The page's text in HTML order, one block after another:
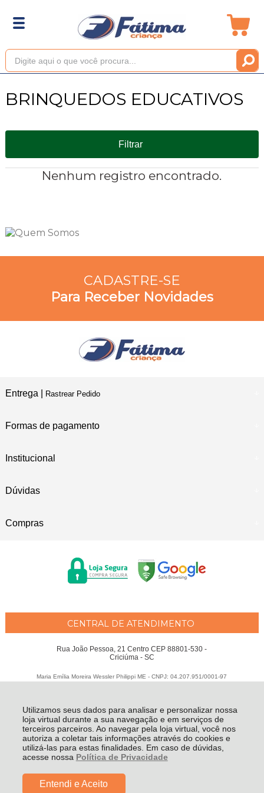
Utilizamos seus dados para analisar e personalizar nossa
loja virtual durante a sua navegação e em serviços de
terceiros parceiros. Ao navegar pela loja virtual, você nos
autoriza a coletar tais informações através do cookies e
utilizá-las para estas finalidades. Em caso de dúvidas,
acesse nossa Política de Privacidade
Entendi e Aceito
BRINQUEDOS EDUCATIVOS
Filtrar
Nenhum registro encontrado.
CADASTRE-SE
Para Receber Novidades
Entrega | Rastrear Pedido
Formas de pagamento
Institucional
Dúvidas
Compras
CENTRAL DE ATENDIMENTO
Rua João Pessoa, 21 Centro CEP 88801-530 -
Criciúma - SC
Maria Emília Moreira Wessler Philippi ME - CNPJ: 04.207.951/0001-97